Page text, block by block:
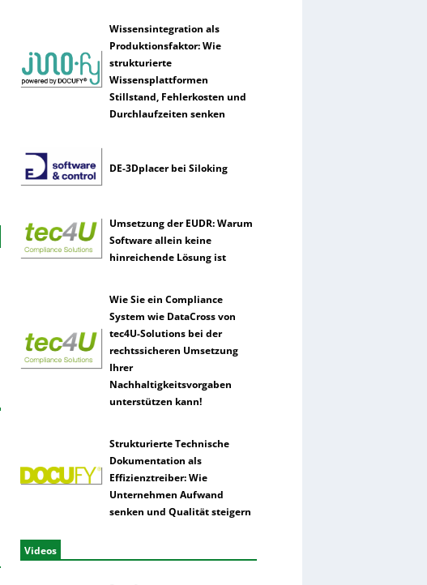
Wissensintegration als
Produktionsfaktor: Wie
strukturierte
Wissensplattformen
Stillstand, Fehlerkosten und
Durchlaufzeiten senken
DE-3Dplacer bei Siloking
Umsetzung der EUDR: Warum
Software allein keine
hinreichende Lösung ist
Wie Sie ein Compliance
System wie DataCross von
tec4U-Solutions bei der
rechtssicheren Umsetzung
Ihrer
Nachhaltigkeitsvorgaben
unterstützen kann!
Strukturierte Technische
Dokumentation als
Effizienztreiber: Wie
Unternehmen Aufwand
senken und Qualität steigern
Videos